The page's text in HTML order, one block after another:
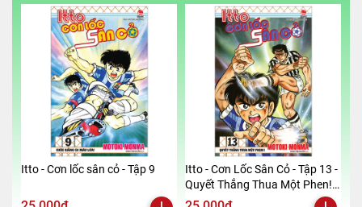
Itto - Cơn lốc sân cỏ - Tập 9
Itto - Cơn Lốc Sân Cỏ - Tập 13 -
Quyết Thắng Thua Một Phen!!
(Tái Bản 2024)